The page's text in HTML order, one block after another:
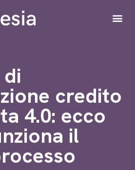
credito
4.0: ecco
il